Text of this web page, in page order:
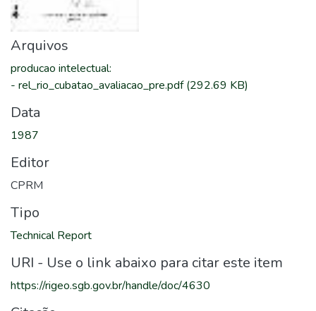
Arquivos
producao intelectual:
- rel_rio_cubatao_avaliacao_pre.pdf(292.69 KB)
Data
1987
Editor
CPRM
Tipo
Technical Report
URI - Use o link abaixo para citar este item
https://rigeo.sgb.gov.br/handle/doc/4630